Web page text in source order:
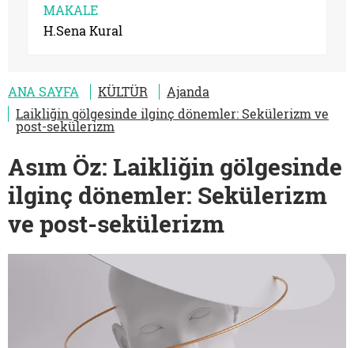
MAKALE
H.Sena Kural
ANA SAYFA KÜLTÜR
Ajanda
Laikliğin gölgesinde ilginç dönemler: Sekülerizm ve
post-sekülerizm
Asım Öz: Laikliğin gölgesinde
ilginç dönemler: Sekülerizm
ve post-sekülerizm